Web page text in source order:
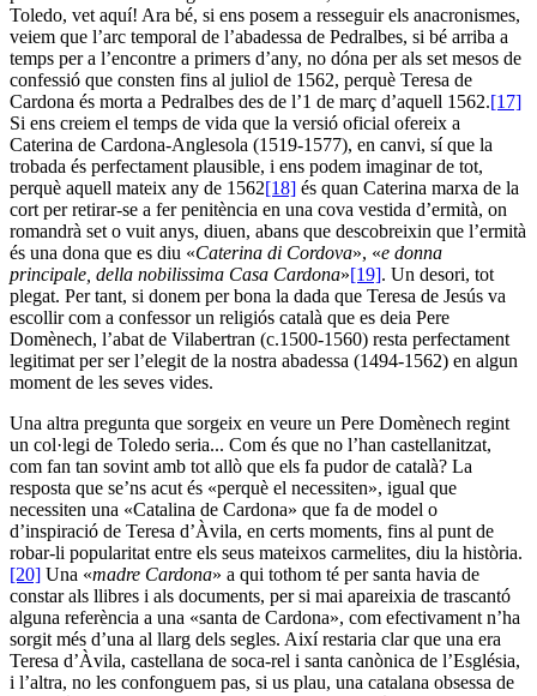
Toledo, vet aquí! Ara bé, si ens posem a resseguir els anacronismes,
veiem que l’arc temporal de l’abadessa de Pedralbes, si bé arriba a
temps per a l’encontre a primers d’any, no dóna per als set mesos de
confessió que consten fins al juliol de 1562, perquè Teresa de
Cardona és morta a Pedralbes des de l’1 de març d’aquell 1562.[17]
Si ens creiem el temps de vida que la versió oficial ofereix a
Caterina de Cardona-Anglesola (1519-1577), en canvi, sí que la
trobada és perfectament plausible, i ens podem imaginar de tot,
perquè aquell mateix any de 1562[18] és quan Caterina marxa de la
cort per retirar-se a fer penitència en una cova vestida d’ermità, on
romandrà set o vuit anys, diuen, abans que descobreixin que l’ermità
és una dona que es diu «Caterina di Cordova», «e donna
principale, della nobilissima Casa Cardona»[19]. Un desori, tot
plegat. Per tant, si donem per bona la dada que Teresa de Jesús va
escollir com a confessor un religiós català que es deia Pere
Domènech, l’abat de Vilabertran (c.1500-1560) resta perfectament
legitimat per ser l’elegit de la nostra abadessa (1494-1562) en algun
moment de les seves vides.
Una altra pregunta que sorgeix en veure un Pere Domènech regint
un col·legi de Toledo seria... Com és que no l’han castellanitzat,
com fan tan sovint amb tot allò que els fa pudor de català? La
resposta que se’ns acut és «perquè el necessiten», igual que
necessiten una «Catalina de Cardona» que fa de model o
d’inspiració de Teresa d’Àvila, en certs moments, fins al punt de
robar-li popularitat entre els seus mateixos carmelites, diu la història.
[20] Una «madre Cardona» a qui tothom té per santa havia de
constar als llibres i als documents, per si mai apareixia de trascantó
alguna referència a una «santa de Cardona», com efectivament n’ha
sorgit més d’una al llarg dels segles. Així restaria clar que una era
Teresa d’Àvila, castellana de soca-rel i santa canònica de l’Església,
i l’altra, no les confonguem pas, si us plau, una catalana obsessa de